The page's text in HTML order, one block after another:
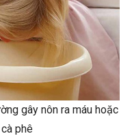
gây nôn ra máu hoặc
phê